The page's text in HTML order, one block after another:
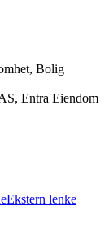
Bolig
Entra Eiendom
Ekstern lenke